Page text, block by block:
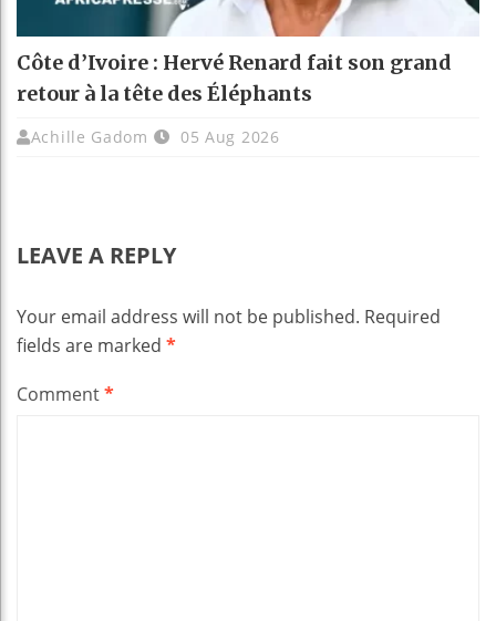
Côte d’Ivoire : Hervé Renard fait son grand
retour à la tête des Éléphants
Achille Gadom 05 Aug 2026
LEAVE A REPLY
Your email address will not be published. Required
fields are marked *
Comment*